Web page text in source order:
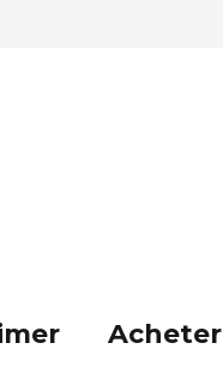
Acheter